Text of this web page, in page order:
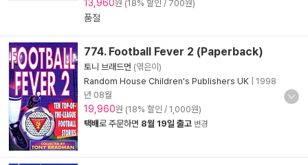
13,960원 (18% 할인 / 700원)
품절
774. Football Fever 2 (Paperback)
토니 브래드먼 (엮은이)
Random House Children's Publishers UK
1998
년 08월
19,960원 (18% 할인 / 1,000원)
택배로 주문하면 8월 19일 출고 변경